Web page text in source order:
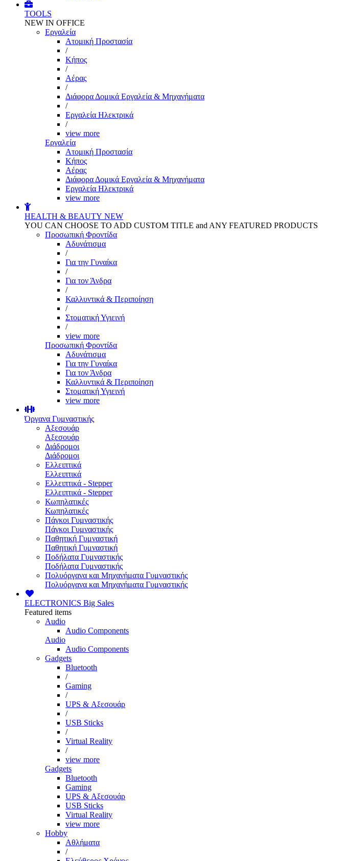
TOOLS
NEW IN OFFICE
Εργαλεία
Aτομική Προστασία
/
Kήπος
/
Αέρας
/
Διάφορα Δομικά Εργαλεία & Μηχανήματα
/
Εργαλεία Ηλεκτρικά
/
view more
Εργαλεία
Aτομική Προστασία
Kήπος
Αέρας
Διάφορα Δομικά Εργαλεία & Μηχανήματα
Εργαλεία Ηλεκτρικά
view more
HEALTH & BEAUTY NEW
YOU CAN CHOOSE TO ADD CUSTOM TITLE and ANY FEATURED PRODUCTS
Προσωπική Φροντίδα
Αδυνάτισμα
/
Για την Γυναίκα
/
Για τον Άνδρα
/
Καλλυντικά & Περιποίηση
/
Στοματική Υγιεινή
/
view more
Προσωπική Φροντίδα
Αδυνάτισμα
Για την Γυναίκα
Για τον Άνδρα
Καλλυντικά & Περιποίηση
Στοματική Υγιεινή
view more
Όργανα Γυμναστικής
Αξεσουάρ
Αξεσουάρ
Διάδρομοι
Διάδρομοι
Ελλειπτικά
Ελλειπτικά
Ελλειπτικά - Stepper
Ελλειπτικά - Stepper
Κωπηλατικές
Κωπηλατικές
Πάγκοι Γυμναστικής
Πάγκοι Γυμναστικής
Παθητική Γυμναστική
Παθητική Γυμναστική
Ποδήλατα Γυμναστικής
Ποδήλατα Γυμναστικής
Πολυόργανα και Μηχανήματα Γυμναστικής
Πολυόργανα και Μηχανήματα Γυμναστικής
ELECTRONICS Big Sales
Featured items
Audio
Audio Components
Audio
Audio Components
Gadgets
Bluetooth
/
Gaming
/
UPS & Αξεσουάρ
/
USB Sticks
/
Virtual Reality
/
view more
Gadgets
Bluetooth
Gaming
UPS & Αξεσουάρ
USB Sticks
Virtual Reality
view more
Hobby
Αθλήματα
/